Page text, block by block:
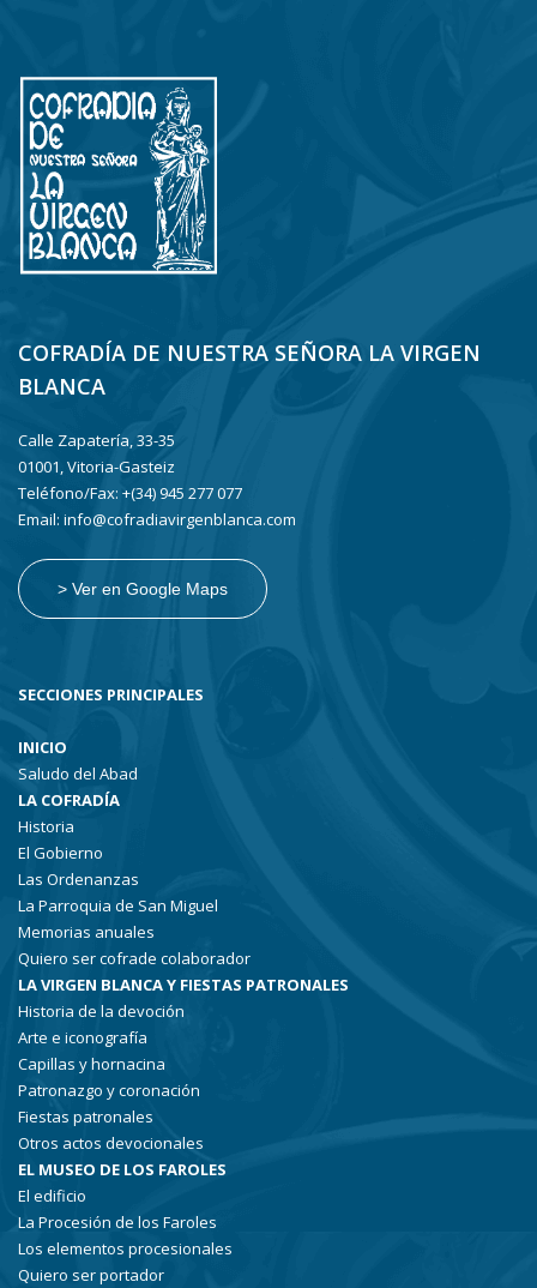
COFRADÍA DE NUESTRA SEÑORA LA VIRGEN
BLANCA
Calle Zapatería, 33-35
01001, Vitoria-Gasteiz
Teléfono/Fax: +(34) 945 277 077
Email: info@cofradiavirgenblanca.com
> Ver en Google Maps
SECCIONES PRINCIPALES
INICIO
Saludo del Abad
LA COFRADÍA
Historia
El Gobierno
Las Ordenanzas
La Parroquia de San Miguel
Memorias anuales
Quiero ser cofrade colaborador
LA VIRGEN BLANCA Y FIESTAS PATRONALES
Historia de la devoción
Arte e iconografía
Capillas y hornacina
Patronazgo y coronación
Fiestas patronales
Otros actos devocionales
EL MUSEO DE LOS FAROLES
El edificio
La Procesión de los Faroles
Los elementos procesionales
Quiero ser portador